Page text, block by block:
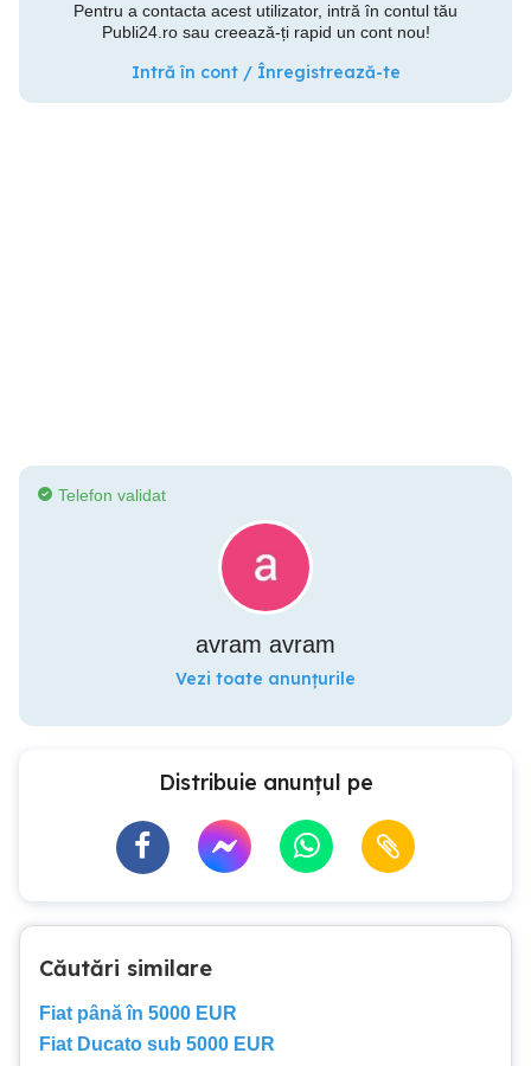
Pentru a contacta acest utilizator, intră în contul tău
Publi24.ro sau creează-ți rapid un cont nou!
Intră în cont / Înregistrează-te
Telefon validat
avram avram
Vezi toate anunțurile
Distribuie anunțul pe
Căutări similare
Fiat până în 5000 EUR
Fiat Ducato sub 5000 EUR